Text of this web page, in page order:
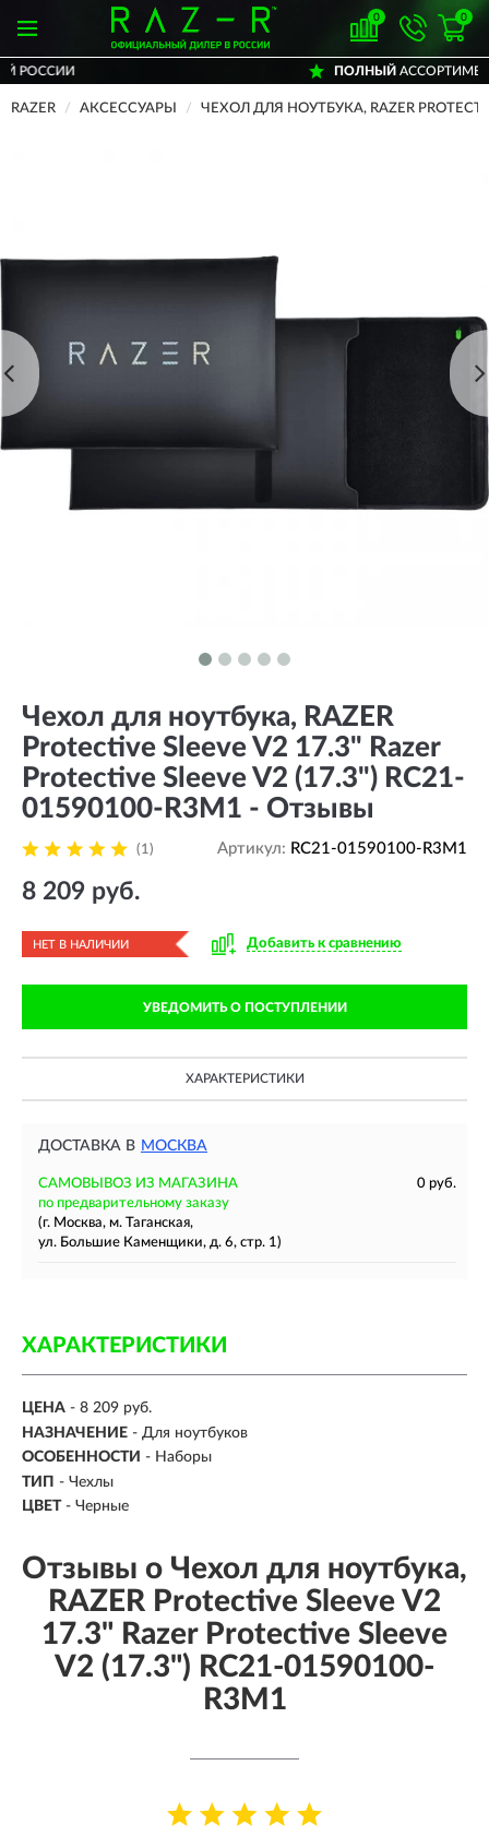
0 0
ПОЛНЫЙАССОРТИМЕНТ БРЕНДА
RAZER АКСЕССУАРЫ ЧЕХОЛ ДЛЯ НОУТБУКА, RAZER
Чехол для ноутбука, RAZER
Protective Sleeve V2 17.3" Razer
Protective Sleeve V2 (17.3") RC21-
01590100-R3M1 - Отзывы
(1) Артикул: RC21-01590100-R3M1
8 209 руб.
НЕТ В НАЛИЧИИ Добавить к сравнению
УВЕДОМИТЬ О ПОСТУПЛЕНИИ
ХАРАКТЕРИСТИКИ
ДОСТАВКА В МОСКВА
САМОВЫВОЗ ИЗ МАГАЗИНА
0 руб.
по предварительному заказу
(г. Москва, м. Таганская,
ул. Большие Каменщики, д. 6, стр. 1)
ХАРАКТЕРИСТИКИ
ЦЕНА - 8 209 руб.
НАЗНАЧЕНИЕ - Для ноутбуков
ОСОБЕННОСТИ - Наборы
ТИП - Чехлы
ЦВЕТ - Черные
Отзывы о Чехол для ноутбука,
RAZER Protective Sleeve V2
17.3" Razer Protective Sleeve
V2 (17.3") RC21-01590100-
R3M1